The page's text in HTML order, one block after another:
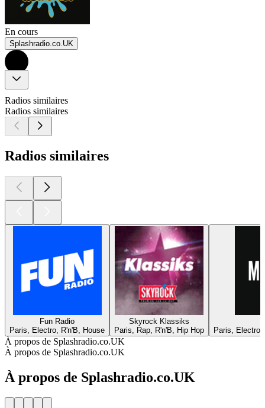
En cours
Splashradio.co.UK
Radios similaires
Radios similaires
Radios similaires
Fun Radio
Paris, Electro, R'n'B, House
Skyrock Klassiks
Paris, Rap, R'n'B, Hip Hop
Paris, Electro,
À propos de Splashradio.co.UK
À propos de Splashradio.co.UK
À propos de Splashradio.co.UK